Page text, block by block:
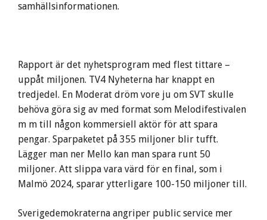
samhällsinformationen.
Rapport är det nyhetsprogram med flest tittare –
uppåt miljonen. TV4 Nyheterna har knappt en
tredjedel. En Moderat dröm vore ju om SVT skulle
behöva göra sig av med format som Melodifestivalen
m m till någon kommersiell aktör för att spara
pengar. Sparpaketet på 355 miljoner blir tufft.
Lägger man ner Mello kan man spara runt 50
miljoner. Att slippa vara värd för en final, som i
Malmö 2024, sparar ytterligare 100-150 miljoner till.
Sverigedemokraterna angriper public service mer